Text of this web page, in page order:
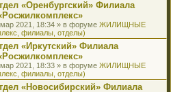
«Оренбургский» Филиала
2021, 18:34 » в форуме ЖИЛИЩНЫЕ
филиалы, отделы)
«Иркутский» Филиала
2021, 18:33 » в форуме ЖИЛИЩНЫЕ
филиалы, отделы)
«Новосибирский» Филиала